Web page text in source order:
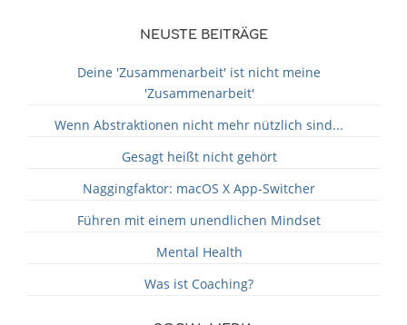
NEUSTE BEITRÄGE
Deine 'Zusammenarbeit' ist nicht meine
'Zusammenarbeit'
Wenn Abstraktionen nicht mehr nützlich sind...
Gesagt heißt nicht gehört
Naggingfaktor: macOS X App-Switcher
Führen mit einem unendlichen Mindset
Mental Health
Was ist Coaching?